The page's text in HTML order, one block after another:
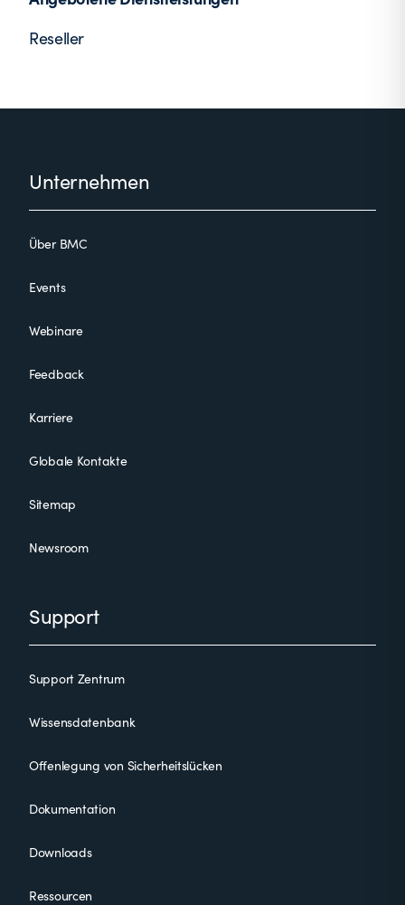
Reseller
FooterUnternehmen
Über BMC
Events
Webinare
Feedback
Karriere
Globale Kontakte
Sitemap
Newsroom
Support
Support Zentrum
Wissensdatenbank
Offenlegung von Sicherheitslücken
Dokumentation
Downloads
Ressourcen